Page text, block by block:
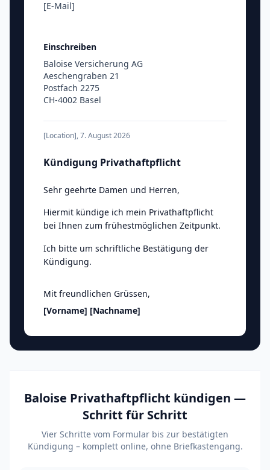
[E-Mail]
Einschreiben
Baloise Versicherung AG
Aeschengraben 21
Postfach 2275
CH-4002 Basel
[Location],7. August 2026
Kündigung Privathaftpflicht
Sehr geehrte Damen und Herren,
Hiermit kündige ich mein Privathaftpflicht
bei Ihnen zum frühestmöglichen Zeitpunkt.
Ich bitte um schriftliche Bestätigung der
Kündigung.
Mit freundlichen Grüssen,
[Vorname] [Nachname]
Baloise Privathaftpflicht kündigen —
Schritt für Schritt
Vier Schritte vom Formular bis zur bestätigten
Kündigung – komplett online, ohne Briefkastengang.